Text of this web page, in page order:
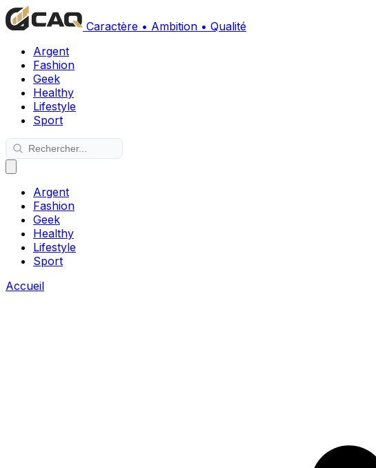
Caractère • Ambition • Qualité
Argent
Fashion
Geek
Healthy
Lifestyle
Sport
Argent
Fashion
Geek
Healthy
Lifestyle
Sport
Accueil